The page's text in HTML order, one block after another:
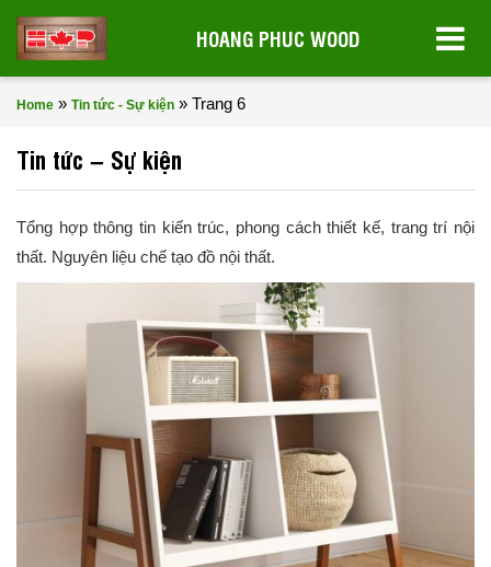
HOANG PHUC WOOD
Home » Tin tức - Sự kiện » Trang 6
Tin tức – Sự kiện
Tổng hợp thông tin kiến trúc, phong cách thiết kế, trang trí nội
thất. Nguyên liệu chế tạo đồ nội thất.